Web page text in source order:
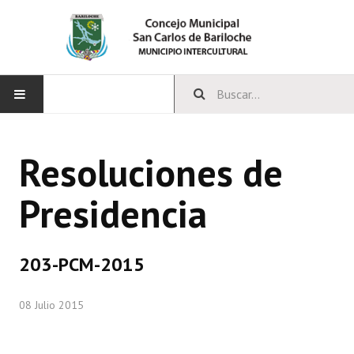
CONCEJO
Bloques Políticos
Comisiones Permanentes
Comisiones Especiales
Resoluciones de
Presidencia
203-PCM-2015
08 Julio 2015